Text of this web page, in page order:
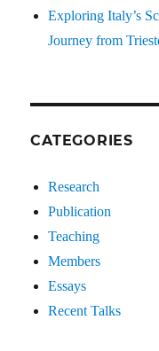
Exploring Italy’s
Journey from
CATEGORIES
Research
Publication
Teaching
Members
Essays
Recent Talks